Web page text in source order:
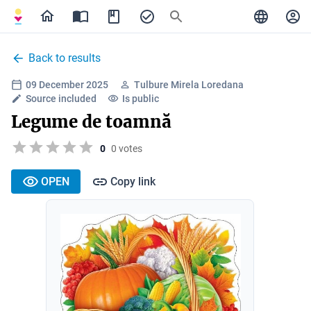
Back to results
09 December 2025
Tulbure Mirela Loredana
Source included
Is public
Legume de toamnă
0 0 votes
OPEN Copy link